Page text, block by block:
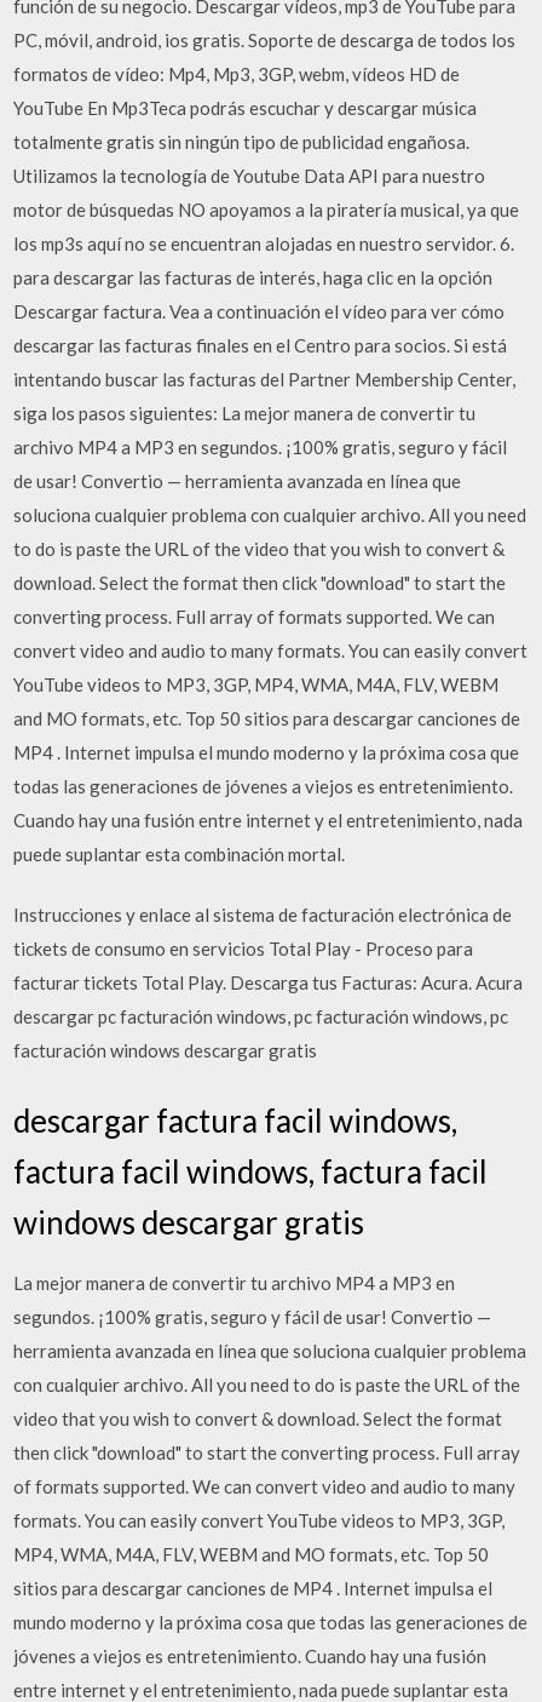
función de su negocio. Descargar vídeos, mp3 de YouTube para
PC, móvil, android, ios gratis. Soporte de descarga de todos los
formatos de vídeo: Mp4, Mp3, 3GP, webm, vídeos HD de
YouTube En Mp3Teca podrás escuchar y descargar música
totalmente gratis sin ningún tipo de publicidad engañosa.
Utilizamos la tecnología de Youtube Data API para nuestro
motor de búsquedas NO apoyamos a la piratería musical, ya que
los mp3s aquí no se encuentran alojadas en nuestro servidor. 6.
para descargar las facturas de interés, haga clic en la opción
Descargar factura. Vea a continuación el vídeo para ver cómo
descargar las facturas finales en el Centro para socios. Si está
intentando buscar las facturas del Partner Membership Center,
siga los pasos siguientes: La mejor manera de convertir tu
archivo MP4 a MP3 en segundos. ¡100% gratis, seguro y fácil
de usar! Convertio — herramienta avanzada en línea que
soluciona cualquier problema con cualquier archivo. All you need
to do is paste the URL of the video that you wish to convert &
download. Select the format then click "download" to start the
converting process. Full array of formats supported. We can
convert video and audio to many formats. You can easily convert
YouTube videos to MP3, 3GP, MP4, WMA, M4A, FLV, WEBM
and MO formats, etc. Top 50 sitios para descargar canciones de
MP4 . Internet impulsa el mundo moderno y la próxima cosa que
todas las generaciones de jóvenes a viejos es entretenimiento.
Cuando hay una fusión entre internet y el entretenimiento, nada
puede suplantar esta combinación mortal.
Instrucciones y enlace al sistema de facturación electrónica de
tickets de consumo en servicios Total Play - Proceso para
facturar tickets Total Play. Descarga tus Facturas: Acura. Acura
descargar pc facturación windows, pc facturación windows, pc
facturación windows descargar gratis
descargar factura facil windows,
factura facil windows, factura facil
windows descargar gratis
La mejor manera de convertir tu archivo MP4 a MP3 en
segundos. ¡100% gratis, seguro y fácil de usar! Convertio —
herramienta avanzada en línea que soluciona cualquier problema
con cualquier archivo. All you need to do is paste the URL of the
video that you wish to convert & download. Select the format
then click "download" to start the converting process. Full array
of formats supported. We can convert video and audio to many
formats. You can easily convert YouTube videos to MP3, 3GP,
MP4, WMA, M4A, FLV, WEBM and MO formats, etc. Top 50
sitios para descargar canciones de MP4 . Internet impulsa el
mundo moderno y la próxima cosa que todas las generaciones de
jóvenes a viejos es entretenimiento. Cuando hay una fusión
entre internet y el entretenimiento, nada puede suplantar esta